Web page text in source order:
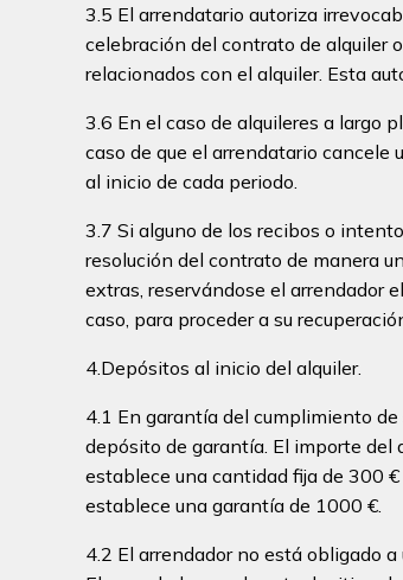
3.5 El arrendatario autoriza
celebración del contrato de alquiler
relacionados con el alquiler. Esta
3.6 En el caso de alquileres a largo
caso de que el arrendatario
al inicio de cada periodo.
3.7 Si alguno de los recibos o
resolución del contrato de manera
extras, reservándose el arrendador
caso, para proceder a su
4.Depósitos al inicio del alquiler.
4.1 En garantía del cumplimiento
depósito de garantía. El importe del
establece una cantidad fija de 300
establece una garantía de 1000 €.
4.2 El arrendador no está obligado